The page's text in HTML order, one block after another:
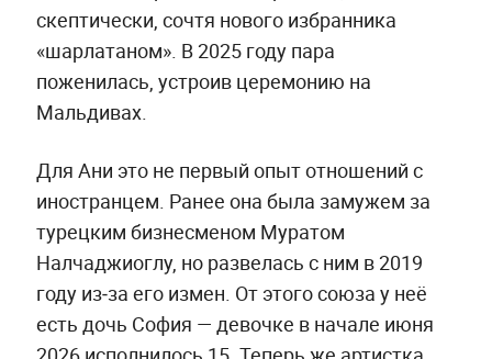
скептически, сочтя нового избранника
«шарлатаном». В 2025 году пара
поженилась, устроив церемонию на
Мальдивах.
Для Ани это не первый опыт отношений с
иностранцем. Ранее она была замужем за
турецким бизнесменом Муратом
Налчаджиоглу, но развелась с ним в 2019
году из‑за его измен. От этого союза у неё
есть дочь София — девочке в начале июня